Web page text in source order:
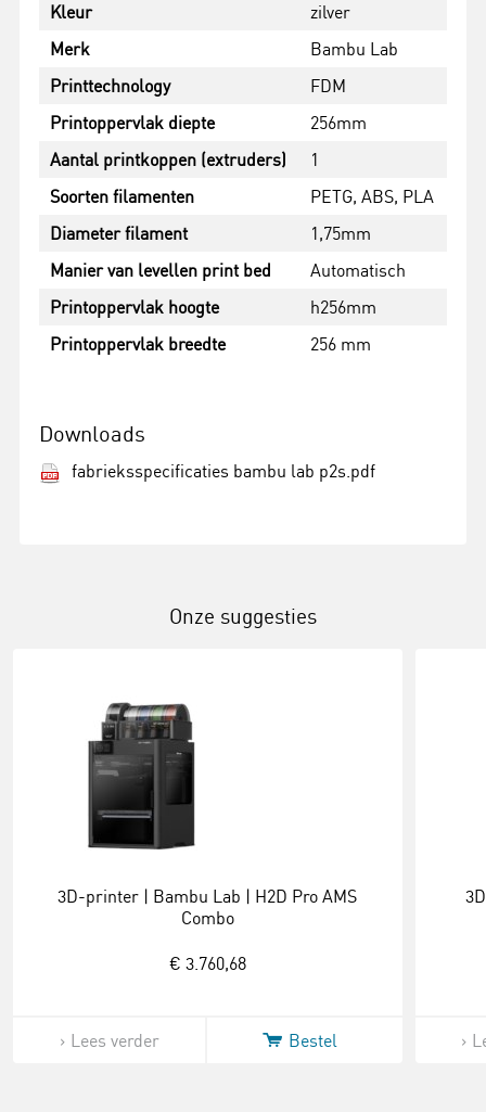
Kleur
zilver
Merk
Bambu Lab
Printtechnology
FDM
Printoppervlak diepte
256mm
Aantal printkoppen (extruders)
1
Soorten filamenten
PETG, ABS, PLA
Diameter filament
1,75mm
Manier van levellen print bed
Automatisch
Printoppervlak hoogte
h256mm
Printoppervlak breedte
256 mm
Downloads
fabrieksspecificaties bambu lab p2s.pdf
Onze suggesties
3D-printer | Bambu Lab | H2D Pro AMS
Combo
€ 3.760,68
Lees verder Bestel